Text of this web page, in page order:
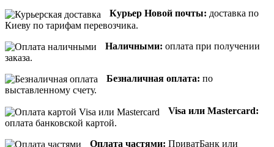
Курьер Новой почты: доставка по
Киеву по тарифам перевозчика.
Наличными: оплата при получении
заказа.
Безналичная оплата: по
выставленному счету.
Visa или Mastercard:
оплата банковской картой.
Оплата частями: ПриватБанк или